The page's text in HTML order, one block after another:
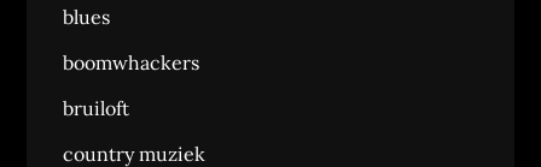
blues
boomwhackers
bruiloft
country muziek